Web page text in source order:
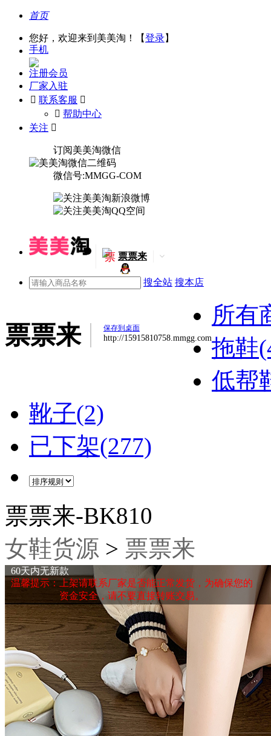
首页
您好，欢迎来到美美淘！【登录】
手机
注册会员
厂家入驻
 联系客服 
󰅃 帮助中心
关注 
订阅美美淘微信
微信号:MMGG-COM
票 票票来
搜全站 搜本店
票票来 保存到桌面
http://15915810758.mmgg.com
所有
拖鞋
低帮
靴子(2)
已下架(277)
票票来-BK810
女鞋货源 > 票票来
60天内无新款
温馨提示：上架请联系厂家是否能正常发货，为确保您的
资金安全，请不要直接转账交易。